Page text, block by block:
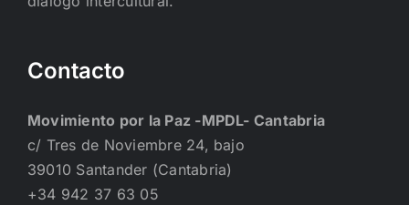
Contacto
Movimiento por la Paz -MPDL- Cantabria
c/ Tres de Noviembre 24, bajo
39010 Santander (Cantabria)
+34 942 37 63 05